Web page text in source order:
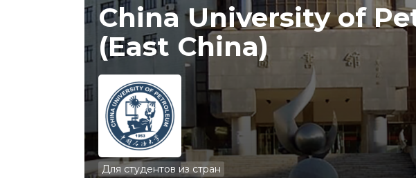
China University of
(East China)
Для студентов из стран